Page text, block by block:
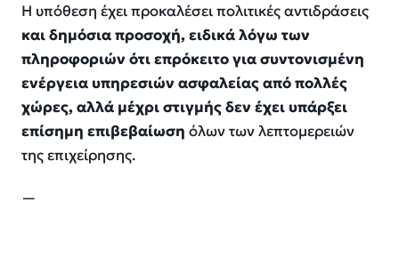
Η υπόθεση έχει προκαλέσει πολιτικές αντιδράσεις
και δημόσια προσοχή, ειδικά λόγω των
πληροφοριών ότι επρόκειτο για συντονισμένη
ενέργεια υπηρεσιών ασφαλείας από πολλές
χώρες, αλλά μέχρι στιγμής δεν έχει υπάρξει
επίσημη επιβεβαίωση όλων των λεπτομερειών
της επιχείρησης.
—